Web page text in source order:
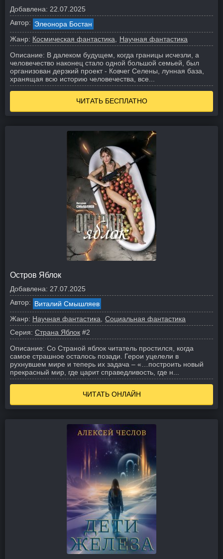
Добавлена: 22.07.2025
Автор: Элеонора Бостан
Жанр: Космическая фантастика
Научная фантастика
Описание: В далеком будущем, когда границы исчезли, а
человечество наконец стало одной большой семьей, был
организован дерзкий проект - Ковчег Селены, лунная база,
хранящая всю историю человечества, все...
ЧИТАТЬ БЕСПЛАТНО
Остров Яблок
Добавлена: 27.07.2025
Автор: Виталий Смышляев
Жанр: Научная фантастика
Социальная фантастика
Серия: Страна Яблок #2
Описание: Со Страной яблок читатель простился, когда
самое страшное осталось позади. Герои уцелели в
рухнувшем мире и теперь их задача – «…построить новый
прекрасный мир, где царит справедливость, где н...
ЧИТАТЬ ОНЛАЙН